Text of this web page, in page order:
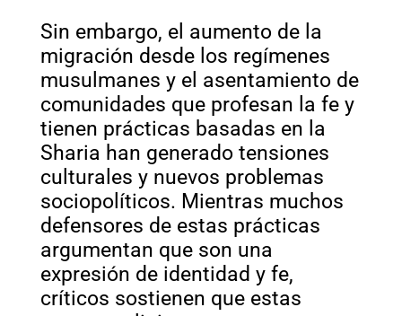
Sin embargo, el aumento de la
migración desde los regímenes
musulmanes y el asentamiento de
comunidades que profesan la fe y
tienen prácticas basadas en la
Sharia han generado tensiones
culturales y nuevos problemas
sociopolíticos. Mientras muchos
defensores de estas prácticas
argumentan que son una
expresión de identidad y fe,
críticos sostienen que estas